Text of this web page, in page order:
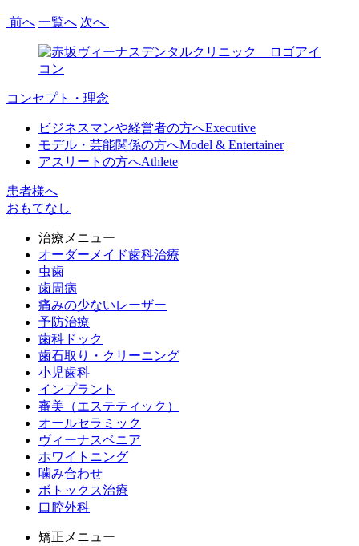
前へ 一覧へ 次へ
コンセプト・理念
ビジネスマンや経営者の方へExecutive
モデル・芸能関係の方へModel & Entertainer
アスリートの方へAthlete
患者様へ
おもてなし
治療メニュー
オーダーメイド歯科治療
虫歯
歯周病
痛みの少ないレーザー
予防治療
歯科ドック
歯石取り・クリーニング
小児歯科
インプラント
審美（エステティック）
オールセラミック
ヴィーナスベニア
ホワイトニング
噛み合わせ
ボトックス治療
口腔外科
矯正メニュー